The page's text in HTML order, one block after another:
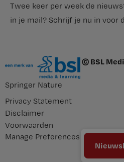
Twee keer per week de
in je mail? Schrijf je nu in voor
© BSL
Springer Nature
Privacy Statement
Disclaimer
Voorwaarden
Manage Preferences